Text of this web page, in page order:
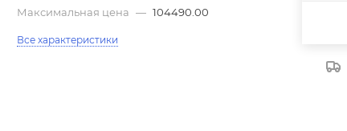
Максимальная цена — 104490.00
Все характеристики